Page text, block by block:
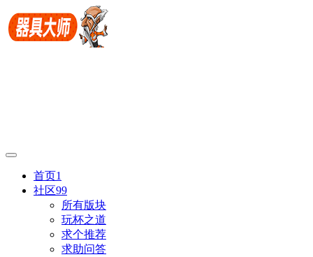
首页1
社区99
所有版块
玩杯之道
求个推荐
求助问答